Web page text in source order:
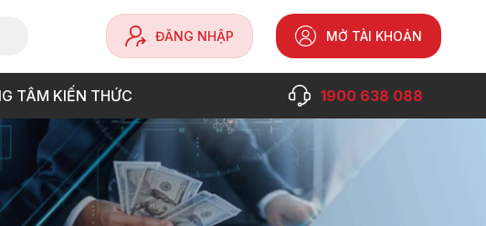
ĐĂNG NHẬP MỞ TÀI KHOẢN
TÂM KIẾN THỨC 1900 638 088